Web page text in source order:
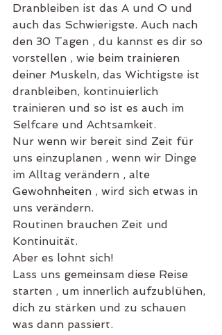
Dranbleiben ist das A und O und
auch das Schwierigste. Auch nach
den 30 Tagen , du kannst es dir so
vorstellen , wie beim trainieren
deiner Muskeln, das Wichtigste ist
dranbleiben, kontinuierlich
trainieren und so ist es auch im
Selfcare und Achtsamkeit.
Nur wenn wir bereit sind Zeit für
uns einzuplanen , wenn wir Dinge
im Alltag verändern , alte
Gewohnheiten , wird sich etwas in
uns verändern.
Routinen brauchen Zeit und
Kontinuität.
Aber es lohnt sich!
Lass uns gemeinsam diese Reise
starten , um innerlich aufzublühen,
dich zu stärken und zu schauen
was dann passiert.